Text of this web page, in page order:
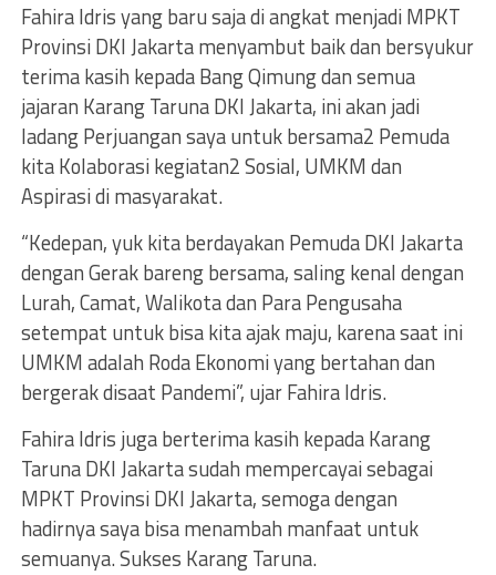
Fahira Idris yang baru saja di angkat menjadi MPKT
Provinsi DKI Jakarta menyambut baik dan bersyukur
terima kasih kepada Bang Qimung dan semua
jajaran Karang Taruna DKI Jakarta, ini akan jadi
ladang Perjuangan saya untuk bersama2 Pemuda
kita Kolaborasi kegiatan2 Sosial, UMKM dan
Aspirasi di masyarakat.
“Kedepan, yuk kita berdayakan Pemuda DKI Jakarta
dengan Gerak bareng bersama, saling kenal dengan
Lurah, Camat, Walikota dan Para Pengusaha
setempat untuk bisa kita ajak maju, karena saat ini
UMKM adalah Roda Ekonomi yang bertahan dan
bergerak disaat Pandemi”, ujar Fahira Idris.
Fahira Idris juga berterima kasih kepada Karang
Taruna DKI Jakarta sudah mempercayai sebagai
MPKT Provinsi DKI Jakarta, semoga dengan
hadirnya saya bisa menambah manfaat untuk
semuanya. Sukses Karang Taruna.